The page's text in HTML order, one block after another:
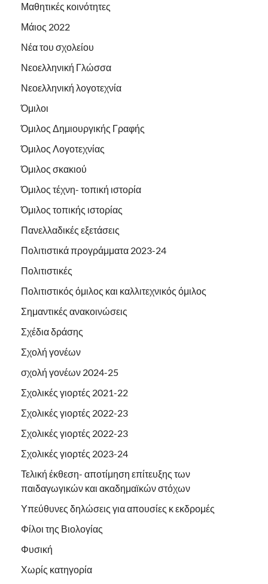
Μαθητικές κοινότητες
Μάιος 2022
Νέα του σχολείου
Νεοελληνική Γλώσσα
Νεοελληνική λογοτεχνία
Όμιλοι
Όμιλος Δημιουργικής Γραφής
Όμιλος Λογοτεχνίας
Όμιλος σκακιού
Όμιλος τέχνη- τοπική ιστορία
Όμιλος τοπικής ιστορίας
Πανελλαδικές εξετάσεις
Πολιτιστικά προγράμματα 2023-24
Πολιτιστικές
Πολιτιστικός όμιλος και καλλιτεχνικός όμιλος
Σημαντικές ανακοινώσεις
Σχέδια δράσης
Σχολή γονέων
σχολή γονέων 2024-25
Σχολικές γιορτές 2021-22
Σχολικές γιορτές 2022-23
Σχολικές γιορτές 2022-23
Σχολικές γιορτές 2023-24
Τελική έκθεση- αποτίμηση επίτευξης των
παιδαγωγικών και ακαδημαϊκών στόχων
Υπεύθυνες δηλώσεις για απουσίες κ εκδρομές
Φίλοι της Βιολογίας
Φυσική
Χωρίς κατηγορία